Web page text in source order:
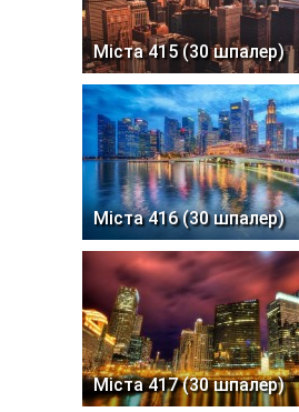
Міста 415 (30 шпалер)
Міста 416 (30 шпалер)
Міста 417 (30 шпалер)